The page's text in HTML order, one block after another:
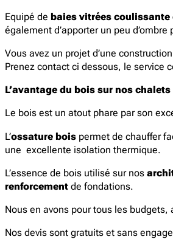
Equipé de baies vitrées
également d’apporter un peu
Vous avez un projet d’une
Prenez contact ci dessous, le service
L’avantage du bois sur nos
Le bois est un atout phare par son
L’ossature bois permet de chauffer
une excellente isolation thermique.
L’essence de bois utilisé sur nos
renforcement de fondations.
Nous en avons pour tous les
Nos devis sont gratuits et sans